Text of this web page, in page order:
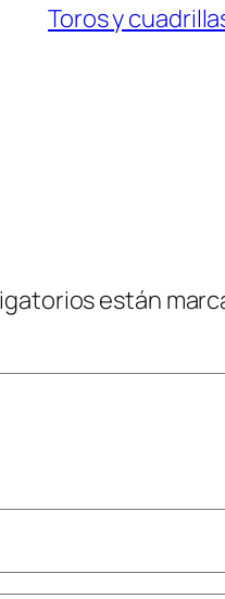
Toros y
están